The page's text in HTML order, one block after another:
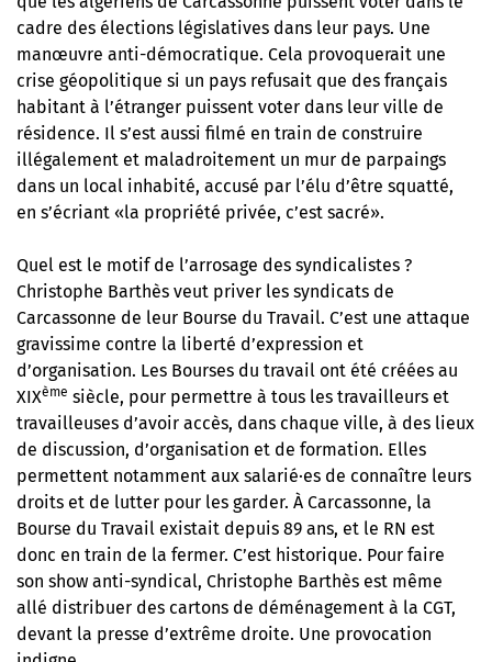
cadre des élections législatives dans leur pays. Une
manœuvre anti-démocratique. Cela provoquerait une
crise géopolitique si un pays refusait que des français
habitant à l’étranger puissent voter dans leur ville de
résidence. Il s’est aussi filmé en train de construire
illégalement et maladroitement un mur de parpaings
dans un local inhabité, accusé par l’élu d’être squatté,
en s’écriant «la propriété privée, c’est sacré».
Quel est le motif de l’arrosage des syndicalistes ?
Christophe Barthès veut priver les syndicats de
Carcassonne de leur Bourse du Travail. C’est une attaque
gravissime contre la liberté d’expression et
d’organisation. Les Bourses du travail ont été créées au
XIXème siècle, pour permettre à tous les travailleurs et
travailleuses d’avoir accès, dans chaque ville, à des lieux
de discussion, d’organisation et de formation. Elles
permettent notamment aux salarié·es de connaître leurs
droits et de lutter pour les garder. À Carcassonne, la
Bourse du Travail existait depuis 89 ans, et le RN est
donc en train de la fermer. C’est historique. Pour faire
son show anti-syndical, Christophe Barthès est même
allé distribuer des cartons de déménagement à la CGT,
devant la presse d’extrême droite. Une provocation